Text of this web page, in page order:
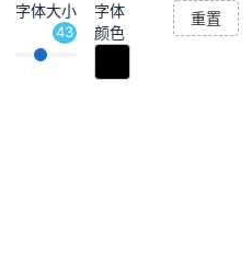
字体大小
43
字体
颜色
重置